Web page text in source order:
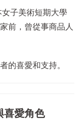
子美術短期大學
前，曾從事商品人
的喜愛和支持。
喜愛角色